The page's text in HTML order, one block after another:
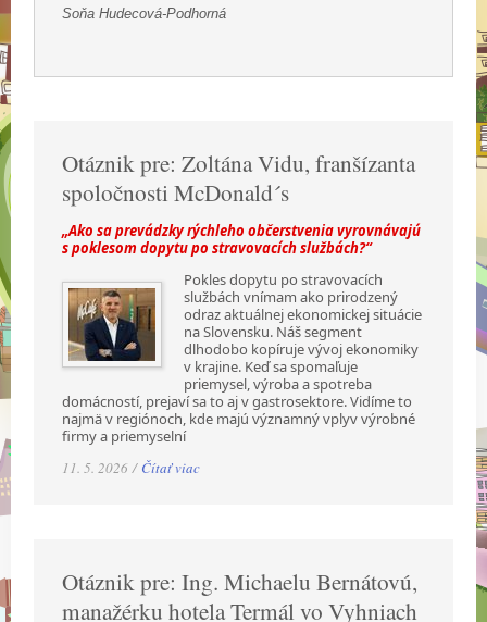
Soňa Hudecová-Podhorná
Otáznik pre: Zoltána Vidu, franšízanta
spoločnosti McDonald´s
„Ako sa prevádzky rýchleho občerstvenia vyrovnávajú
s poklesom dopytu po stravovacích službách?“
Pokles dopytu po stravovacích
službách vnímam ako prirodzený
odraz aktuálnej ekonomickej situácie
na Slovensku. Náš segment
dlhodobo kopíruje vývoj ekonomiky
v krajine. Keď sa spomaľuje
priemysel, výroba a spotreba
domácností, prejaví sa to aj v gastrosektore. Vidíme to
najmä v regiónoch, kde majú významný vplyv výrobné
firmy a priemyselní
11. 5. 2026 / Čítať viac
Otáznik pre: Ing. Michaelu Bernátovú,
manažérku hotela Termál vo Vyhniach